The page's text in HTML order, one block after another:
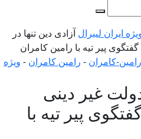
ایران لیبرال آزادی دین تنها در
پیر تیه با رامین کامران
کامران - رامین کامران - ویژه
غیر دینی
پیر تیه با